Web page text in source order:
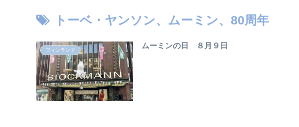
トーベ・ヤンソン、ムーミン、80周年
フィンランド
ムーミンの日 ８月９日